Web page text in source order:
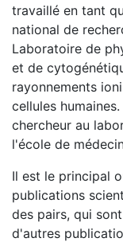
travaillé en tant
national de
Laboratoire de
et de
rayonnements
cellules
chercheur au
l'école de
Il est le principal
publications
des pairs, qui
d'autres